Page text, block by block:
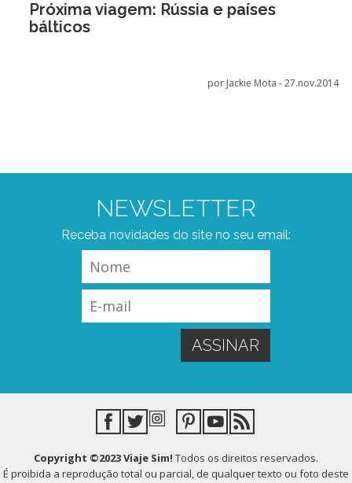
Próxima viagem: Rússia e países
bálticos
por Jackie Mota -27.nov.2014
NEWSLETTER
Receba novidades do site no seu email:
Copyright ©2023 Viaje Sim! Todos os direitos reservados.
É proibida a reprodução total ou parcial, de qualquer texto ou foto deste